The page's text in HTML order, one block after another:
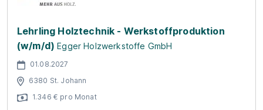
Lehrling Holztechnik - Werkstoffproduktion
(w/m/d) Egger Holzwerkstoffe GmbH
01.08.2027
6380 St. Johann
1.346 € pro Monat